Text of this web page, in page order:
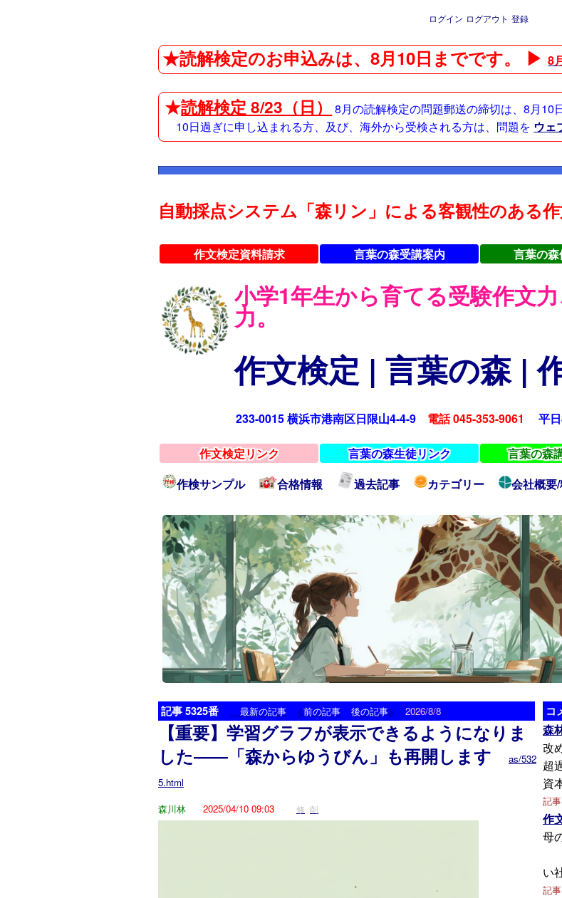
ログイン ログアウト 登録
★読解検定のお申込みは、8月10日までです。 ▶8
★読解検定 8/23（日）
8月の読解検定の問題郵送の締切は、8月10
10日過ぎに申し込まれる方、及び、海外から受検される方は、問題を ウェ
自動採点システム「森リン」による客観性のある
作文検定資料請求 言葉の森受講案内 言葉の
小学1年生から育てる受験作文
力。
作文検定 | 言葉の森 |
233-0015 横浜市港南区日限山4-4-9 電話 045-353-9061 平日
作文検定リンク 言葉の森生徒リンク 言葉の森
作検サンプル
合格情報 過去記事 カテゴリー 会社概要
記事 5325番 最新の記事 <前の記事 後の記事> 2026/8/8
【重要】学習グラフが表示できるようになりま
した――「森からゆうびん」も再開します
as/532
5.html
森川林
2025/04/10 09:03 修 削
コ
森
改
超
資
記
作
母
い
記